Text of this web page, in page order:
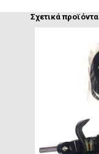
Σχετικά προϊόντα